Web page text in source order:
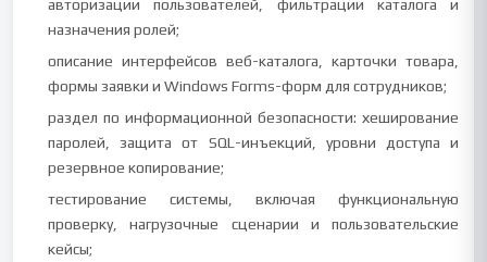
авторизации пользователей, фильтрации каталога и
назначения ролей;
описание интерфейсов веб-каталога, карточки товара,
формы заявки и Windows Forms-форм для сотрудников;
раздел по информационной безопасности: хеширование
паролей, защита от SQL-инъекций, уровни доступа и
резервное копирование;
тестирование системы, включая функциональную
проверку, нагрузочные сценарии и пользовательские
кейсы;